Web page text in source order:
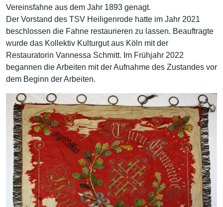
Vereinsfahne aus dem Jahr 1893 genagt.
Der Vorstand des TSV Heiligenrode hatte im Jahr 2021
beschlossen die Fahne restaurieren zu lassen. Beauftragte
wurde das Kollektiv Kulturgut aus Köln mit der
Restauratorin Vannessa Schmitt. Im Frühjahr 2022
begannen die Arbeiten mit der Aufnahme des Zustandes vor
dem Beginn der Arbeiten.